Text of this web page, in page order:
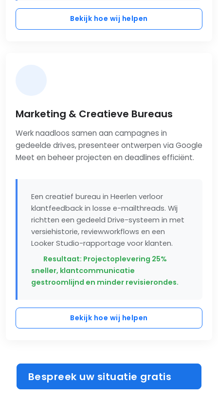
Bekijk hoe wij helpen
Marketing & Creatieve Bureaus
Werk naadloos samen aan campagnes in
gedeelde drives, presenteer ontwerpen via Google
Meet en beheer projecten en deadlines efficiënt.
Een creatief bureau in Heerlen verloor
klantfeedback in losse e-mailthreads. Wij
richtten een gedeeld Drive-systeem in met
versiehistorie, reviewworkflows en een
Looker Studio-rapportage voor klanten.
Resultaat: Projectoplevering 25%
sneller, klantcommunicatie
gestroomlijnd en minder revisierondes.
Bekijk hoe wij helpen
Bespreek uw situatie gratis